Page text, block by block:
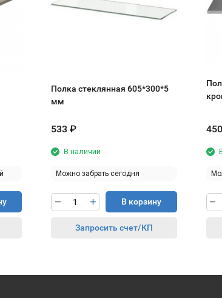
Полка стеклянная 605*300*5
мм
533 ₽
В наличии
Можно забрать сегодня
В корзину
Запросить счет/КП
450